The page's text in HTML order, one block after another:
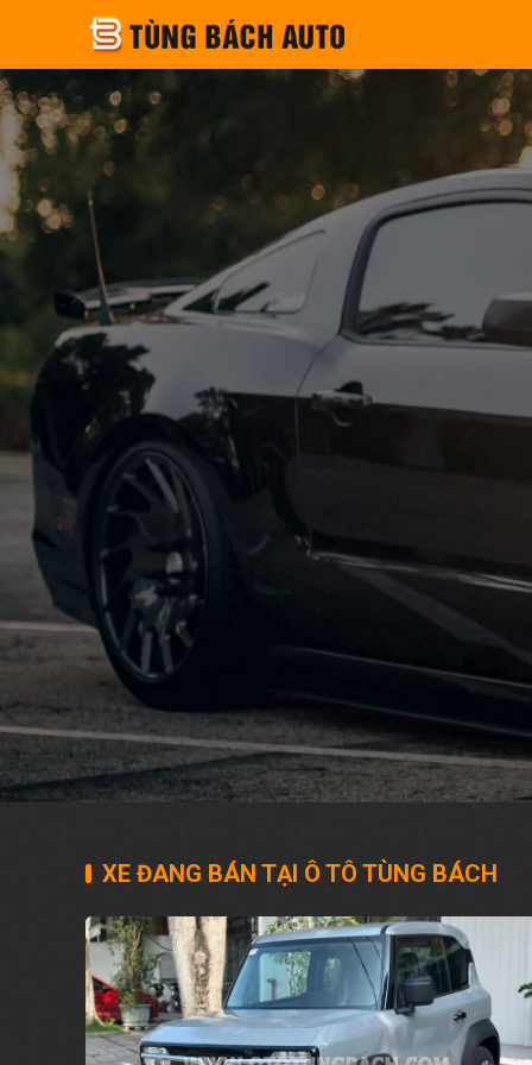
XE ĐANG BÁN TẠI Ô TÔ TÙNG BÁCH